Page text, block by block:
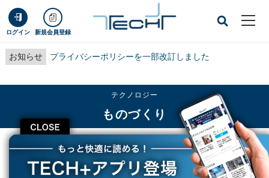
ログイン 新規会員登録
お知らせ プライバシーポリシーを一部改訂しました
CLOSE
テクノロジー
ものづくり
TECH+ テクノロジー
ものづくり
映像作家・タナカカツキ、3DCGソフト「CINEMA 4D」を使い倒す!(前編)